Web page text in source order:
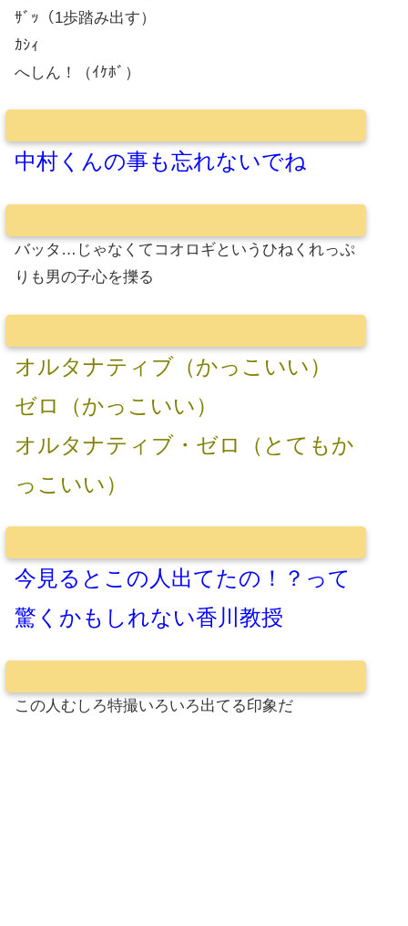
ｻﾞｯ（1歩踏み出す）
ｶｼｨ
へしん！（ｲｹﾎﾞ）
中村くんの事も忘れないでね
バッタ…じゃなくてコオロギというひねくれっぷ
りも男の子心を擽る
オルタナティブ（かっこいい）
ゼロ（かっこいい）
オルタナティブ・ゼロ（とてもか
っこいい）
今見るとこの人出てたの！？って
驚くかもしれない香川教授
この人むしろ特撮いろいろ出てる印象だ